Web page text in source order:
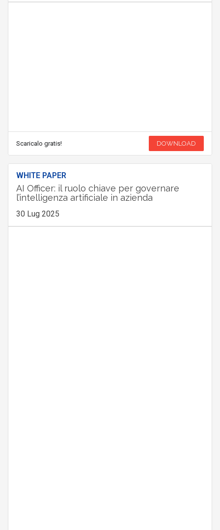
Scaricalo gratis! DOWNLOAD
WHITE PAPER
AI Officer: il ruolo chiave per governare
l’intelligenza artificiale in azienda
30 Lug 2025